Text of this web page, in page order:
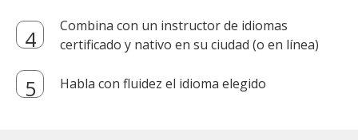
Combina con un instructor de idiomas
certificado y nativo en su ciudad (o en línea)
Habla con fluidez el idioma elegido